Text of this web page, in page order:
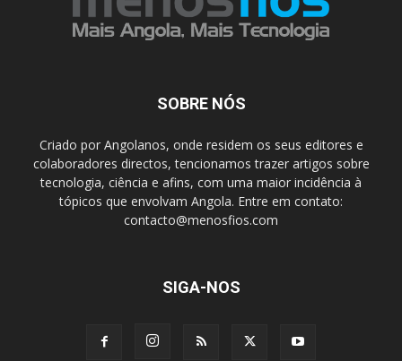
SOBRE NÓS
Criado por Angolanos, onde residem os seus editores e
colaboradores directos, tencionamos trazer artigos sobre
tecnologia, ciência e afins, com uma maior incidência à
tópicos que envolvam Angola. Entre em contato:
contacto@menosfios.com
SIGA-NOS